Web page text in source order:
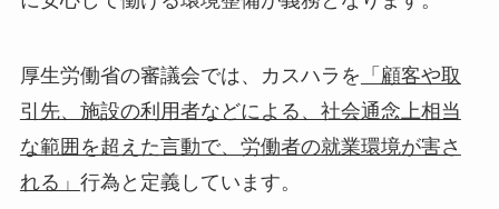
厚生労働省の審議会では、カスハラを 「顧客や取
引先、施設の利用者などによる、社会通念上相当
な範囲を超えた言動で、労働者の就業環境が害さ
れる」 行為と定義しています。